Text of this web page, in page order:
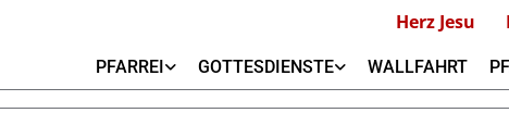
Herz Jesu
PFARREI GOTTESDIENSTE WALLFAHRT